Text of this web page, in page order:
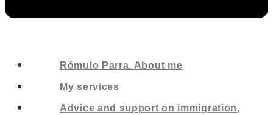
Rómulo Parra. About me
My services
Advice and support on immigration,